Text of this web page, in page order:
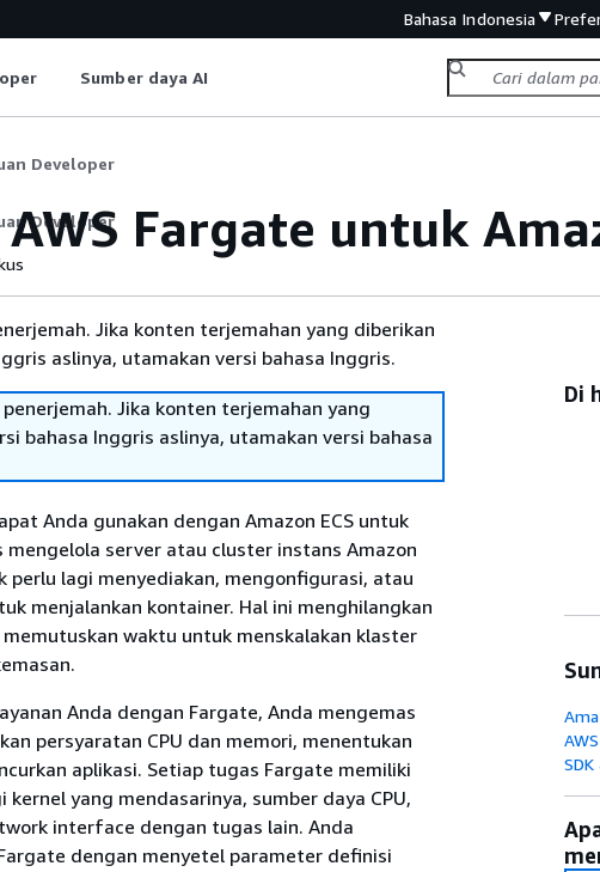
Bahasa Indonesia
Sumber daya AI
Developer
Developer Fargate untuk
Jika konten terjemahan yang diberikan
aslinya, utamakan versi bahasa Inggris.
Jika konten terjemahan yang
bahasa Inggris aslinya, utamakan versi bahasa
Anda gunakan dengan Amazon ECS untuk
mengelola server atau cluster instans Amazon
perlu lagi menyediakan, mengonfigurasi, atau
menjalankan kontainer. Hal ini menghilangkan
waktu untuk menskalakan klaster
Anda dengan Fargate, Anda mengemas
persyaratan CPU dan memori, menentukan
aplikasi. Setiap tugas Fargate memiliki
yang mendasarinya, sumber daya CPU,
interface dengan tugas lain. Anda
dengan menyetel parameter definisi
Di